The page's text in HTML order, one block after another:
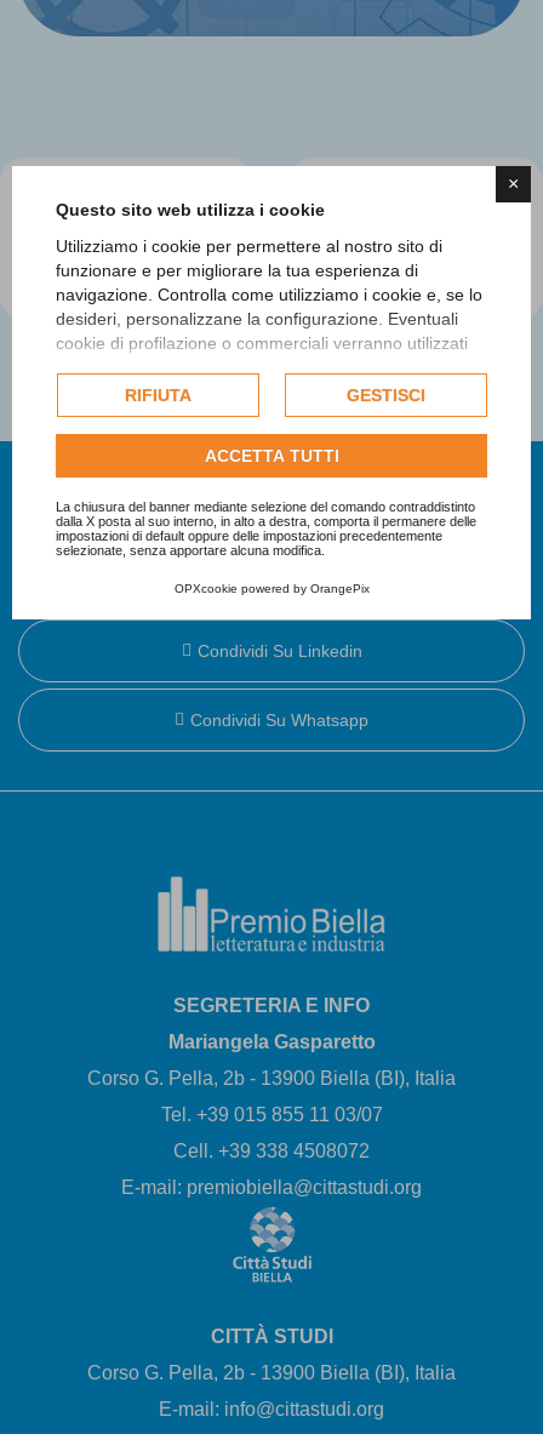
×
Questo sito web utilizza i cookie
Utilizziamo i cookie per permettere al nostro sito di
funzionare e per migliorare la tua esperienza di
navigazione. Controlla come utilizziamo i cookie e, se lo
desideri, personalizzane la configurazione. Eventuali
cookie di profilazione o commerciali verranno utilizzati
dell'utente e, se consentito, potrebbero essere utilizzati
per personalizzare gli annunci pubblicitari. Per ulteriori
informazioni su come Google utilizza i dati raccolti,
politica sulla privacy di Google
Consulta l'informativa cookie completa.
RIFIUTA GESTISCI
ACCETTA TUTTI
La chiusura del banner mediante selezione del comando contraddistinto
dalla X posta al suo interno, in alto a destra, comporta il permanere delle
impostazioni di default oppure delle impostazioni precedentemente
selezionate, senza apportare alcuna modifica.
OPXcookie powered by OrangePix
Condividi Su Facebook
Condividi Su X
Condividi Su Linkedin
Condividi Su Whatsapp
SEGRETERIA E INFO
Mariangela Gasparetto
Corso G. Pella, 2b - 13900 Biella (BI), Italia
Tel. +39 015 855 11 03/07
Cell. +39 338 4508072
E-mail: premiobiella@cittastudi.org
CITTÀ STUDI
Corso G. Pella, 2b - 13900 Biella (BI), Italia
E-mail: info@cittastudi.org